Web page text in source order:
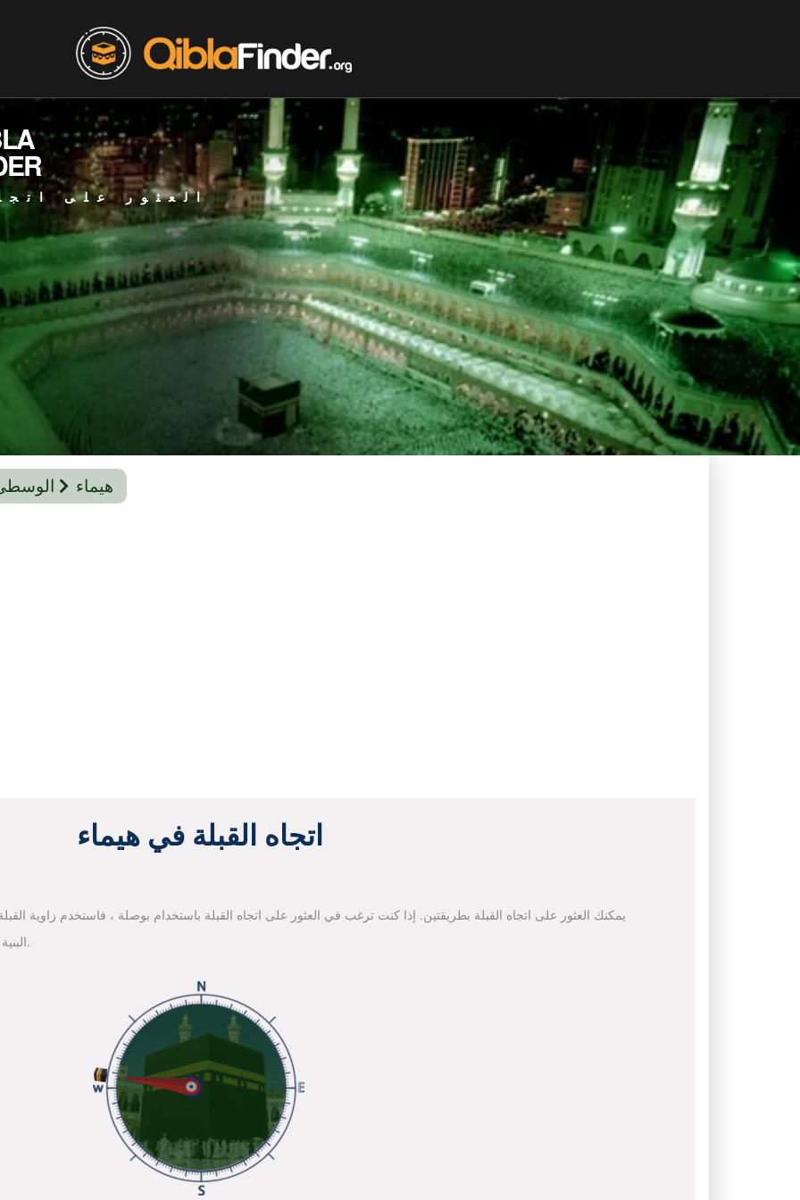
العثور على
هيماء
اتجاه القبلة في هيماء
يمكنك العثور على اتجاه القبلة بطريقتين. إذا كنت ترغب في العثور على اتجاه القبلة باستخدام بوصلة ، فاستخدم زاوية
البنية الأساسية لخرائط جوجل للعثور على اتجاه القبلة.